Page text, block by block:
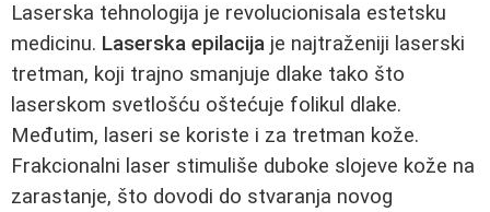
Laserska tehnologija je revolucionisala estetsku
medicinu. Laserska epilacija je najtraženiji laserski
tretman, koji trajno smanjuje dlake tako što
laserskom svetlošću oštećuje folikul dlake.
Međutim, laseri se koriste i za tretman kože.
Frakcionalni laser stimuliše duboke slojeve kože na
zarastanje, što dovodi do stvaranja novog